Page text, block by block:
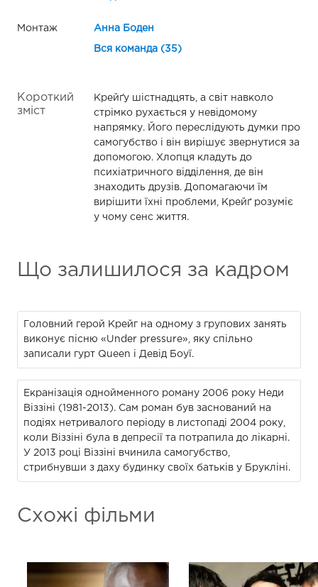
Монтаж Анна Боден
Вся команда (35)
Короткий
зміст
Крейґу шістнадцять, а світ навколо
стрімко рухається у невідомому
напрямку. Його переслідують думки про
самогубство і він вирішує звернутися за
допомогою. Хлопця кладуть до
психіатричного відділення, де він
знаходить друзів. Допомагаючи їм
вирішити їхні проблеми, Крейґ розуміє
у чому сенс життя.
Що залишилося за кадром
Головний герой Крейг на одному з групових занять
виконує пісню «Under pressure», яку спільно
записали гурт Queen і Девід Боуї.
Екранізація однойменного роману 2006 року Неди
Віззіні (1981-2013). Сам роман був заснований на
подіях нетривалого періоду в листопаді 2004 року,
коли Віззіні була в депресії та потрапила до лікарні.
У 2013 році Віззіні вчинила самогубство,
стрибнувши з даху будинку своїх батьків у Брукліні.
Схожі фільми